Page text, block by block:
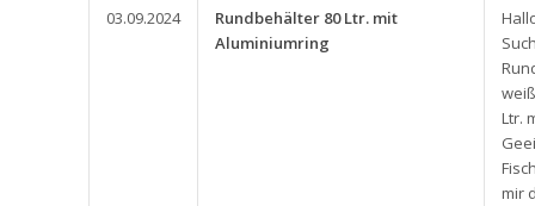
03.09.2024
Rundbehälter 80 Ltr. mit
Aluminiumring
Ltr.
mir